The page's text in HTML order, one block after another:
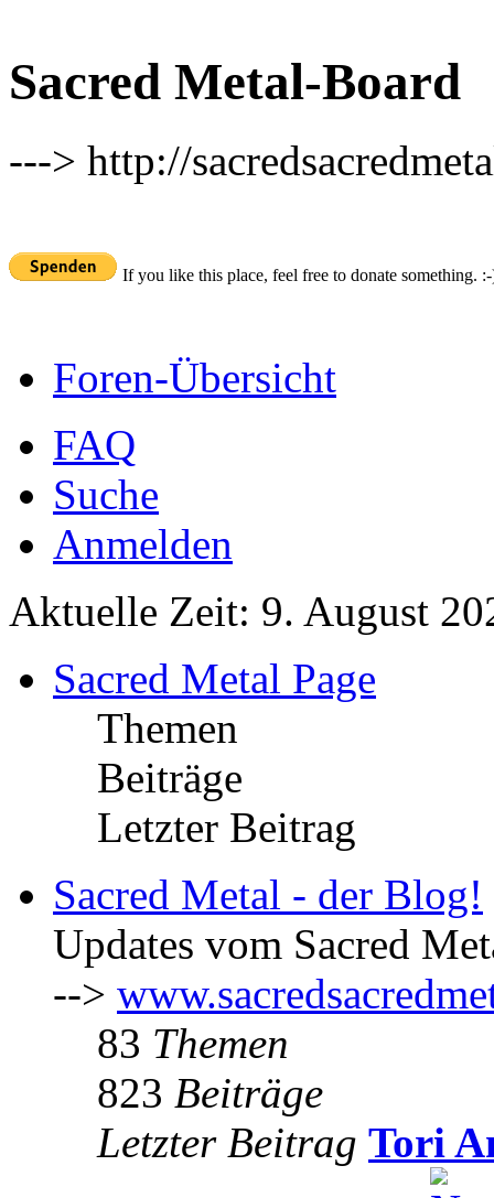
Sacred Metal-Board
---> http://
If you like this place, feel free to donate something.
Foren-Übersicht
FAQ
Suche
Anmelden
Aktuelle Zeit: 9. August
Sacred Metal Page
Themen
Beiträge
Letzter Beitrag
Sacred Metal - der Blog!
Updates vom Sacred
-->
83 Themen
823 Beiträge
Letzter Beitrag Tori